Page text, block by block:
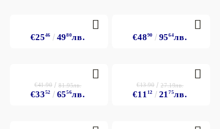
€2546 4980лв. €4890 9564лв.
€3352 6556лв.
€41.90 81.95лв.
€11 12 2175лв.
€13.90 27.19лв.